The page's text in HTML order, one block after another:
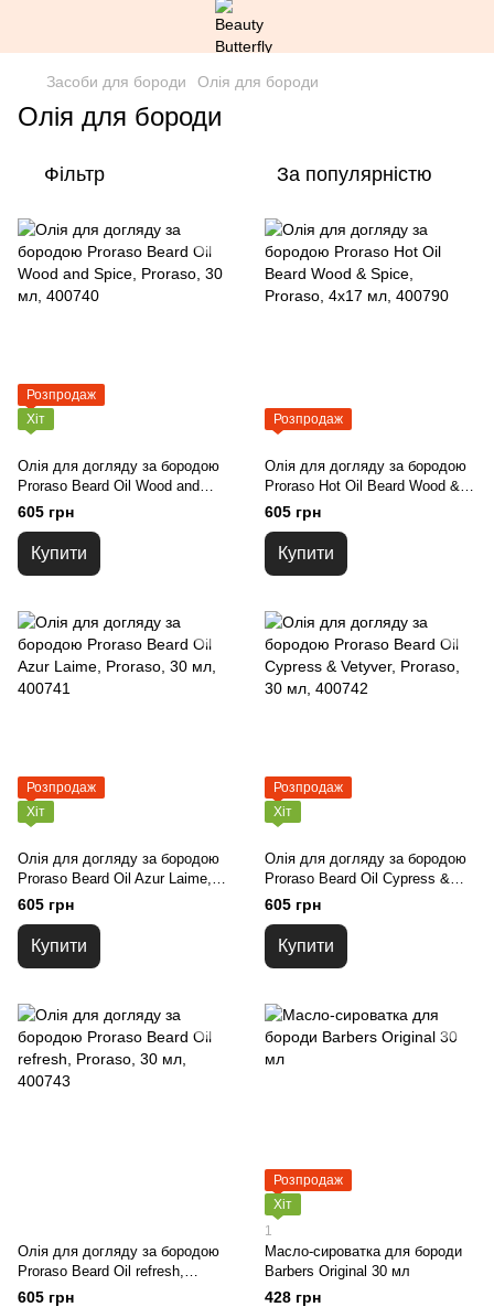
Засоби для бороди Олія для бороди
Олія для бороди
Фільтр За популярністю
Розпродаж
Хіт
Олія для догляду за бородою
Proraso Beard Oil Wood and
Spice, Proraso, 30 мл, 400740
605 грн
Купити
Розпродаж
Олія для догляду за бородою
Proraso Hot Oil Beard Wood &
Spice, Proraso, 4х17 мл,
400790
605 грн
Купити
Розпродаж
Хіт
Олія для догляду за бородою
Proraso Beard Oil Azur Laime,
Proraso, 30 мл, 400741
605 грн
Купити
Розпродаж
Хіт
Олія для догляду за бородою
Proraso Beard Oil Cypress &
Vetyver, Proraso, 30 мл, 400742
605 грн
Купити
Олія для догляду за бородою
Proraso Beard Oil refresh,
Proraso, 30 мл, 400743
605 грн
Розпродаж
Хіт
1
Масло-сироватка для бороди
Barbers Original 30 мл
428 грн